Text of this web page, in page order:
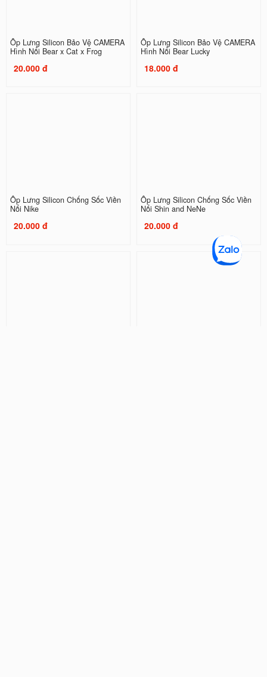
Ốp Lưng Silicon Bảo Vệ CAMERA
Hình Nổi Bear x Cat x Frog
20.000 đ
Ốp Lưng Silicon Bảo Vệ CAMERA
Hình Nổi Bear Lucky
18.000 đ
Ốp Lưng Silicon Chống Sốc Viền
Nổi Nike
20.000 đ
Ốp Lưng Silicon Chống Sốc Viền
Nổi Shin and NeNe
20.000 đ